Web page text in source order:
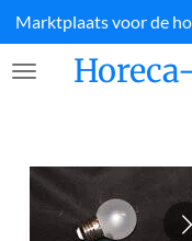
Ga
direct
naar
Marktplaats voor de